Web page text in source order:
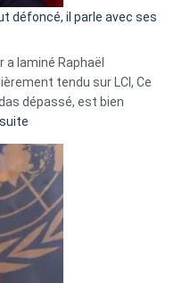
«
C’est
fake
news
»
défoncé, il parle avec ses
a laminé Raphaël
tendu sur LCI, Ce
dépassé, est bien
Erik
Tegnér
exulte
:
« Zemmour
a
tout